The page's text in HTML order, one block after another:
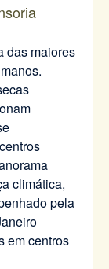
das maiores
climática,
pela
em centros